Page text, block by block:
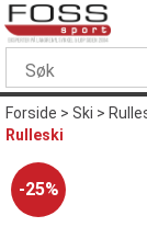
Forside>Ski>
Rulleski
25%